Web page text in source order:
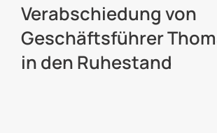
Verabschiedung von
Geschäftsführer
in den Ruhestand